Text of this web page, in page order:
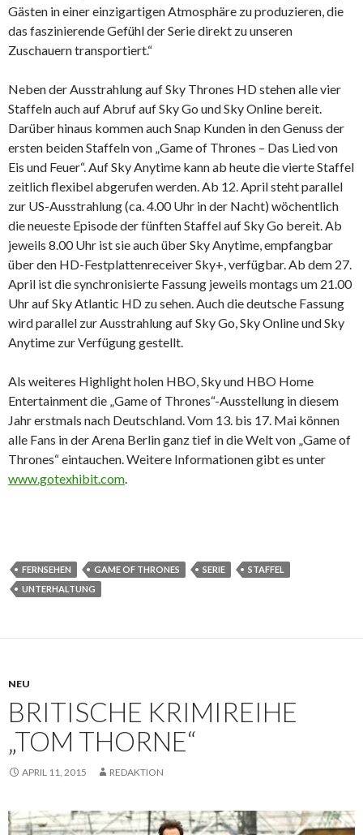
Gästen in einer einzigartigen Atmosphäre zu produzieren, die
das faszinierende Gefühl der Serie direkt zu unseren
Zuschauern transportiert.“
Neben der Ausstrahlung auf Sky Thrones HD stehen alle vier
Staffeln auch auf Abruf auf Sky Go und Sky Online bereit.
Darüber hinaus kommen auch Snap Kunden in den Genuss der
ersten beiden Staffeln von „Game of Thrones – Das Lied von
Eis und Feuer“. Auf Sky Anytime kann ab heute die vierte Staffel
zeitlich flexibel abgerufen werden. Ab 12. April steht parallel
zur US-Ausstrahlung (ca. 4.00 Uhr in der Nacht) wöchentlich
die neueste Episode der fünften Staffel auf Sky Go bereit. Ab
jeweils 8.00 Uhr ist sie auch über Sky Anytime, empfangbar
über den HD-Festplattenreceiver Sky+, verfügbar. Ab dem 27.
April ist die synchronisierte Fassung jeweils montags um 21.00
Uhr auf Sky Atlantic HD zu sehen. Auch die deutsche Fassung
wird parallel zur Ausstrahlung auf Sky Go, Sky Online und Sky
Anytime zur Verfügung gestellt.
Als weiteres Highlight holen HBO, Sky und HBO Home
Entertainment die „Game of Thrones“-Ausstellung in diesem
Jahr erstmals nach Deutschland. Vom 13. bis 17. Mai können
alle Fans in der Arena Berlin ganz tief in die Welt von „Game of
Thrones“ eintauchen. Weitere Informationen gibt es unter
www.gotexhibit.com.
FERNSEHEN GAME OF THRONES SERIE
STAFFEL
UNTERHALTUNG
NEU
BRITISCHE KRIMIREIHE
„TOM THORNE“
APRIL 11, 2015 REDAKTION